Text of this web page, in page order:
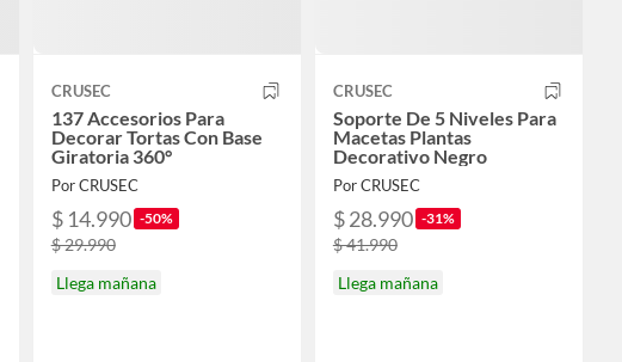
CRUSEC
137 Accesorios Para
Decorar Tortas Con Base
Giratoria 360°
Por CRUSEC
$ 14.990 -50%
$ 29.990
Llega mañana
CRUSEC
Soporte De 5 Niveles Para
Macetas Plantas
Decorativo Negro
Por CRUSEC
$ 28.990 -31%
$ 41.990
Llega mañana